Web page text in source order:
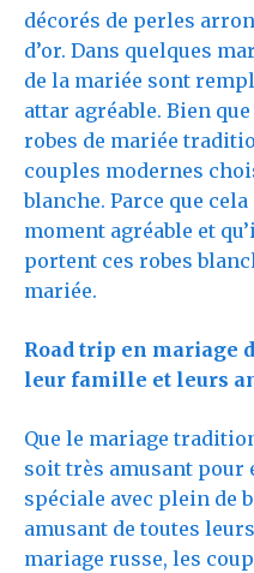
décorés de perles
d’or. Dans quelques
de la mariée sont
attar agréable. Bien
robes de mariée
couples modernes
blanche. Parce que
moment agréable et
portent ces robes
mariée.
Road trip en mariage
leur famille et leurs
Que le mariage
soit très amusant pour
spéciale avec plein de
amusant de toutes
mariage russe, les